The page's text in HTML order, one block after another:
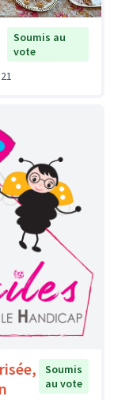
Soumis au
vote
21
Soumis
au vote